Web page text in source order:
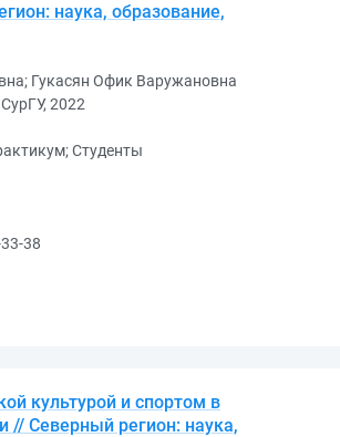
наука, образование,
Гукасян Офик Варужановна
2022
Студенты
38
культурой и спортом в
// Северный регион: наука,